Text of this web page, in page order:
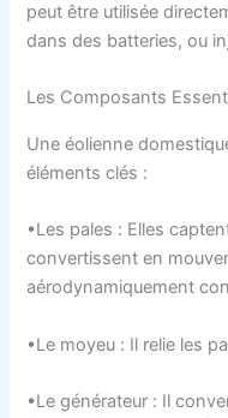
peut être utilisée
dans des batteries, ou
Les Composants
Une éolienne
éléments clés :
•Les pales : Elles
convertissent en
aérodynamiquement
•Le moyeu : Il relie les
•Le générateur : Il